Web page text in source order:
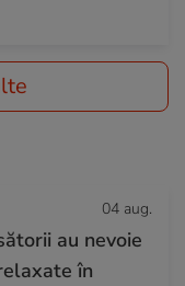
04 aug.
au nevoie
în